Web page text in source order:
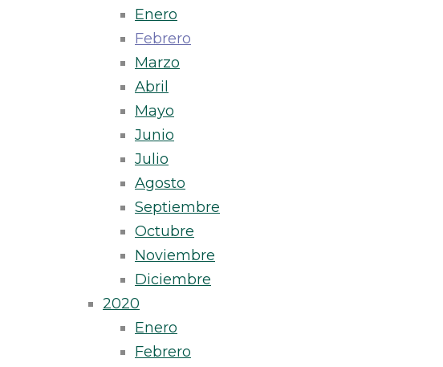
Enero
Febrero
Marzo
Abril
Mayo
Junio
Julio
Agosto
Septiembre
Octubre
Noviembre
Diciembre
2020
Enero
Febrero